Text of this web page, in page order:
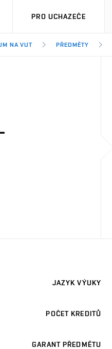
PRO UCHAZEČE
NA VUT PŘEDMĚTY
JAZYK VÝUKY
POČET KREDITŮ
GARANT PŘEDMĚTU